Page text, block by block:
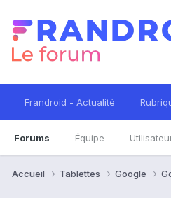
Frandroid - Actualité
Forums Équipe
Accueil Tablettes Google